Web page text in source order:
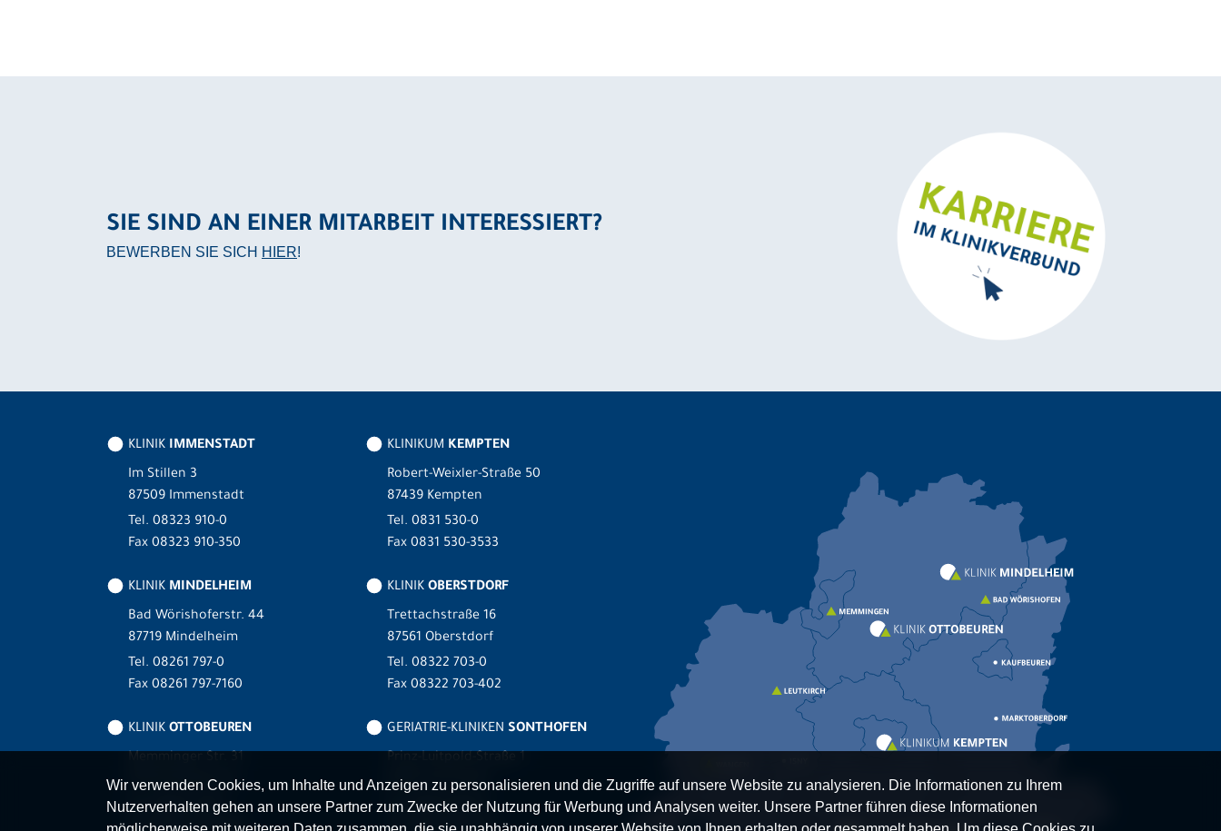
SIE SIND AN EINER MITARBEIT INTERESSIERT?
BEWERBEN SIE SICH HIER!
KLINIK IMMENSTADT
Im Stillen 3
87509 Immenstadt
Tel. 08323 910-0
Fax 08323 910-350
KLINIK MINDELHEIM
Bad Wörishoferstr. 44
87719 Mindelheim
Tel. 08261 797-0
Fax 08261 797-7160
KLINIK OTTOBEUREN
87724 Ottobeuren
Tel.08332 792-0
Fax 08332 792-5416
KLINIKUM KEMPTEN
Robert-Weixler-Straße 50
87439 Kempten
Tel. 0831 530-0
Fax 0831 530-3533
KLINIK OBERSTDORF
Trettachstraße 16
87561 Oberstdorf
Tel. 08322 703-0
Fax 08322 703-402
GERIATRIE-KLINIKEN SONTHOFEN
87527 Sonthofen
Tel.08321 804-0
Fax 08321 804-119
Wir verwenden Cookies, um Inhalte und Anzeigen zu personalisieren und die Zugriffe auf unsere Website zu analysieren. Die Informationen zu Ihrem
Nutzerverhalten gehen an unsere Partner zum Zwecke der Nutzung für Werbung und Analysen weiter. Unsere Partner führen diese Informationen